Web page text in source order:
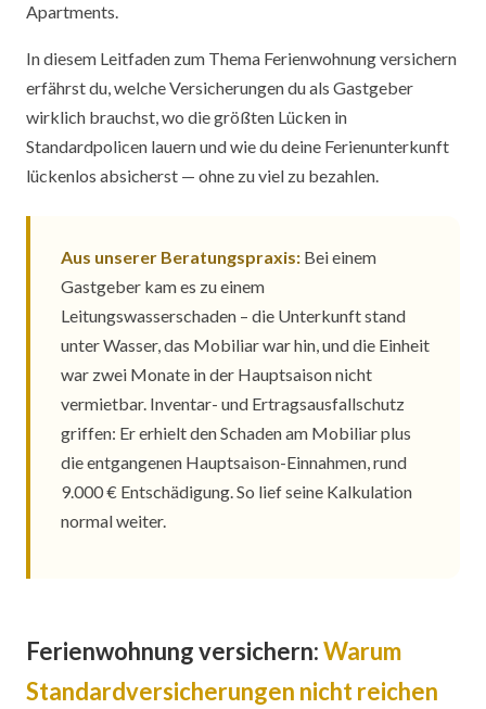
Apartments.
In diesem Leitfaden zum Thema Ferienwohnung versichern
erfährst du, welche Versicherungen du als Gastgeber
wirklich brauchst, wo die größten Lücken in
Standardpolicen lauern und wie du deine Ferienunterkunft
lückenlos absicherst — ohne zu viel zu bezahlen.
Aus unserer Beratungspraxis: Bei einem
Gastgeber kam es zu einem
Leitungswasserschaden – die Unterkunft stand
unter Wasser, das Mobiliar war hin, und die Einheit
war zwei Monate in der Hauptsaison nicht
vermietbar. Inventar- und Ertragsausfallschutz
griffen: Er erhielt den Schaden am Mobiliar plus
die entgangenen Hauptsaison-Einnahmen, rund
9.000 € Entschädigung. So lief seine Kalkulation
normal weiter.
Ferienwohnung versichern:Warum
Standardversicherungen nicht reichen